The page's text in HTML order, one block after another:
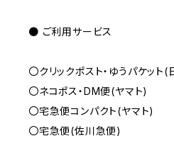
● ご利用サービス
〇クリックポスト・ゆうパケット
〇ネコポス・DM便(ヤマト)
〇宅急便コンパクト(ヤマト)
〇宅急便(佐川急便)